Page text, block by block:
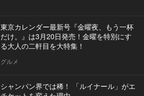
東京カレンダー最新号『金曜夜、もう一杯
だけ。』は3月20日発売！金曜を特別にす
る大人の二軒目を大特集！
グルメ
シャンパン界では稀！ 「ルイナール」がエ